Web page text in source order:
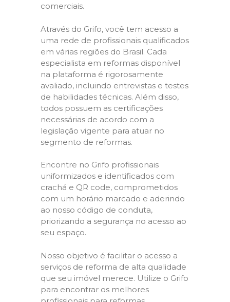
comerciais.
Através do Grifo, você tem acesso a
uma rede de profissionais qualificados
em várias regiões do Brasil. Cada
especialista em reformas disponível
na plataforma é rigorosamente
avaliado, incluindo entrevistas e testes
de habilidades técnicas. Além disso,
todos possuem as certificações
necessárias de acordo com a
legislação vigente para atuar no
segmento de reformas.
Encontre no Grifo profissionais
uniformizados e identificados com
crachá e QR code, comprometidos
com um horário marcado e aderindo
ao nosso código de conduta,
priorizando a segurança no acesso ao
seu espaço.
Nosso objetivo é facilitar o acesso a
serviços de reforma de alta qualidade
que seu imóvel merece. Utilize o Grifo
para encontrar os melhores